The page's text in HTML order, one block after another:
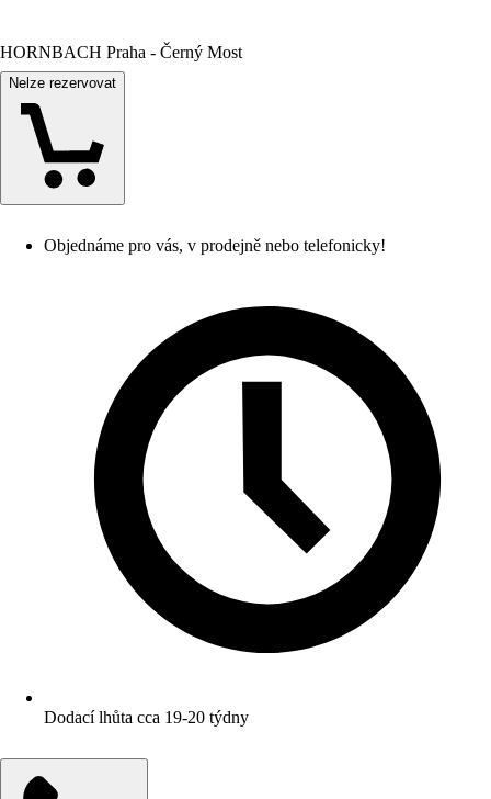
HORNBACH Praha - Černý Most
Nelze rezervovat
Objednáme pro vás, v prodejně nebo telefonicky!
Dodací lhůta cca 19-20 týdny